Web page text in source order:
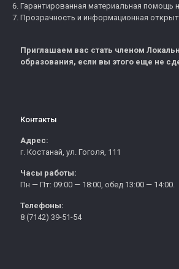
Гарантированная материальная помощь
Прозрачность и информационная
Приглашаем вас стать членом
образования, если вы этого еще не
Контакты
Адрес:
г. Костанай, ул. Гоголя, 111
Часы работы:
Пн — Пт: 09:00 — 18:00, обед 13:00 — 14:00.
Телефоны:
8 (7142) 39-51-54